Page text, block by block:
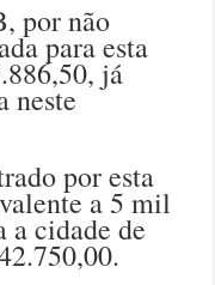
por não
para esta
já
neste
por esta
a 5 mil
a cidade de